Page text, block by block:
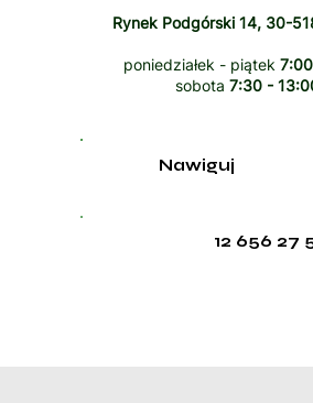
Rynek Podgórski 14, 30-
poniedziałek - piątek
sobota 7:30 -
12 656 27
Nawiguj